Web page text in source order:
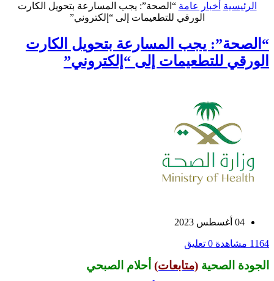
الرئيسية أخبار عامة “الصحة”: يجب المسارعة بتحويل الكارت
الورقي للتطعيمات إلى “إلكتروني”
“الصحة”: يجب المسارعة بتحويل الكارت
الورقي للتطعيمات إلى “إلكتروني”
04 أغسطس 2023
1164 مشاهدة 0 تعليق
الجودة الصحية (متابعات) أحلام الصبحي